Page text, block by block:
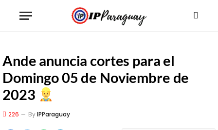
Ande anuncia cortes para el
Domingo 05 de Noviembre de
2023
226 ByIPParaguay